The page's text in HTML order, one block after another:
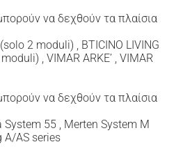
να δεχθούν τα πλαίσια
2 moduli) , BTICINO LIVING
, VIMAR ARKE’ , VIMAR
να δεχθούν τα πλαίσια
System 55 , Merten System M
A/AS series